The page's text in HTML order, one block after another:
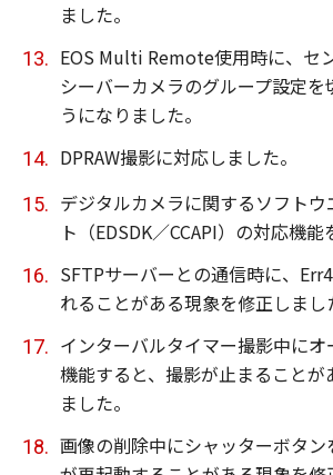
ました。
EOS Multi Remote使用時に、セ
シーバーカメラのグループ設定を
うになりました。
DPRAW撮影に対応しました。
デジタルカメラに関するソフト
ト（EDSDK／CCAPI）の対応機能
SFTPサーバーとの通信時に、
れることがある現象を修正しまし
インターバルタイマー撮影中に
機能すると、撮影が止まることが
ました。
画像の削除中にシャッターボタン